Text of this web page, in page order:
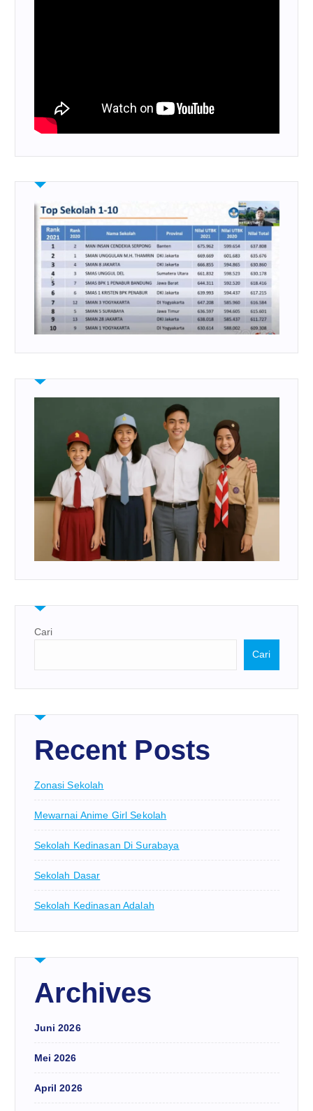
Cari
Cari
Recent Posts
Zonasi Sekolah
Mewarnai Anime Girl Sekolah
Sekolah Kedinasan Di Surabaya
Sekolah Dasar
Sekolah Kedinasan Adalah
Archives
Juni 2026
Mei 2026
April 2026